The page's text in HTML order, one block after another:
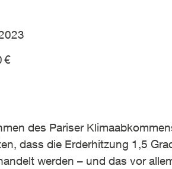
€
des Pariser
dass die Erderhitzung 1,5
werden – und das vor